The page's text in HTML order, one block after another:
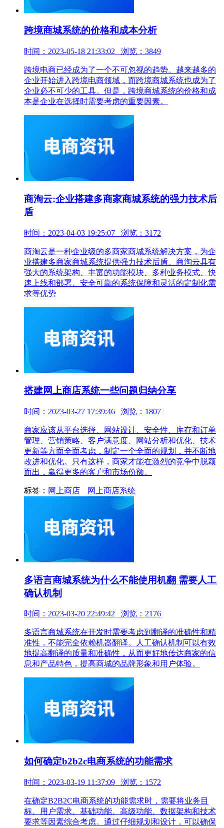
跨境商城系统的价格和成本分析
时间：2023-05-18 21:33:02 浏览：3849
跨境电商已经成为了一个不可忽视的趋势。越来越多的
企业开始进入跨境电商领域，而跨境商城系统也成为了
企业必不可少的工具。但是，跨境商城系统的价格和成
本是企业在选择时需要考虑的重要因素。
商淘云:企业搭建多商家商城系统的强力技术后
盾
时间：2023-04-03 19:25:07 浏览：3172
商淘云是一种企业级的多商家商城系统解决方案，为企
业搭建多商家商城系统提供强力技术后盾。商淘云具有
强大的系统架构、丰富的功能模块、多种业务模式、快
速上线和部署、安全可靠的系统保障和灵活的定制化需
求等优势
搭建网上商店系统一些问题归纳分享
时间：2023-03-27 17:39:46 浏览：1807
商家应该从平台选择、网站设计、安全性、库存和订单
管理、营销策略、客户满意度、网站分析和优化、技术
更新等方面全面考虑，制定一个全面的规划，并不断地
改进和优化。只有这样，商家才能在激烈的竞争中脱颖
而出，赢得更多的客户和市场份额。
标签： 网上商店 网上商店系统
多语言商城系统为什么不能使用机翻 需要人工
确认机制
时间：2023-03-20 22:49:42 浏览：2176
多语言商城系统在开发时需要考虑到翻译的准确性和精
准性，不能完全依赖机器翻译。人工确认机制可以有效
地提高翻译的质量和准确性，从而更好地传达商家的信
息和产品特色，提高商城的品牌形象和用户体验。
如何确定b2b2c电商系统的功能需求
时间：2023-03-19 11:37:09 浏览：1572
在确定B2B2C电商系统的功能需求时，需要将业务目
标、用户需求、基础功能、高级功能、数据架构和技术
要求等因素综合考虑。通过仔细规划和设计，可以确保